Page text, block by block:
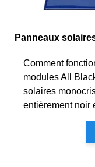
Panneaux
Comment
modules All
solaires
entièrement noir